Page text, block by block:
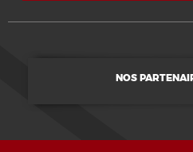
NOS